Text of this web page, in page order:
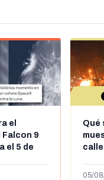
el
Falcon 9
el 5 de
Qué
05/